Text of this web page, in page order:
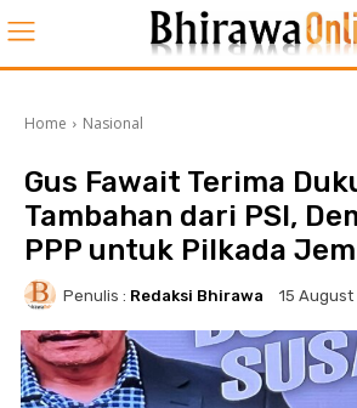
Home Nasional
Gus Fawait Terima
Tambahan dari PSI,
PPP untuk Pilkada
Penulis : Redaksi Bhirawa 15